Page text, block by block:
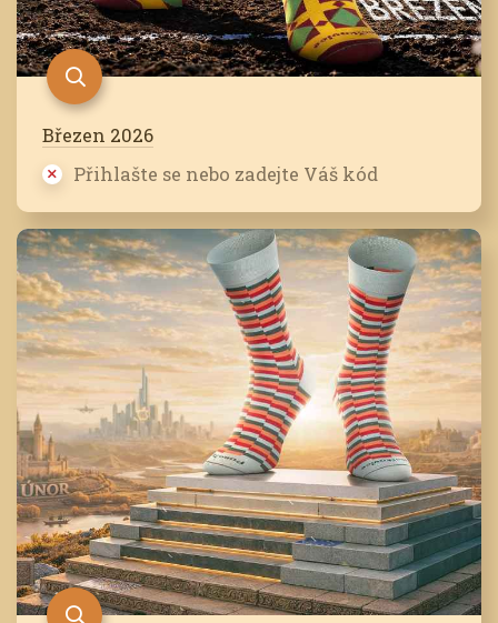
Březen 2026
Přihlašte se nebo zadejte Váš kód